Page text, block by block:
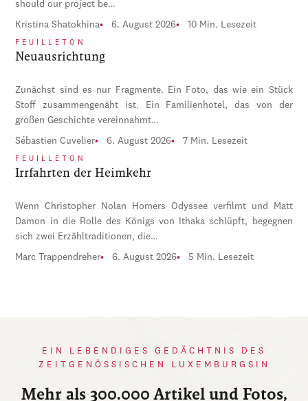
should our project be…
Kristina Shatokhina 6. August 2026 10 Min. Lesezeit
FEUILLETON
Neuausrichtung
Zunächst sind es nur Fragmente. Ein Foto, das wie ein Stück
Stoff zusammengenäht ist. Ein Familienhotel, das von der
großen Geschichte vereinnahmt…
Sébastien Cuvelier 6. August 2026 7 Min. Lesezeit
FEUILLETON
Irrfahrten der Heimkehr
Wenn Christopher Nolan Homers Odyssee verfilmt und Matt
Damon in die Rolle des Königs von Ithaka schlüpft, begegnen
sich zwei Erzähltraditionen, die…
Marc Trappendreher 6. August 2026 5 Min. Lesezeit
EIN LEBENDIGES GEDÄCHTNIS DES
ZEITGENÖSSISCHEN LUXEMBURGSIN
Mehr als 300.000 Artikel und Fotos,